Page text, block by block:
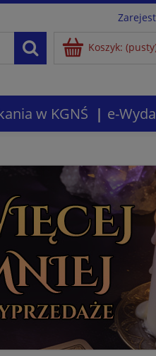
Koszyk:
w KGNŚ e-